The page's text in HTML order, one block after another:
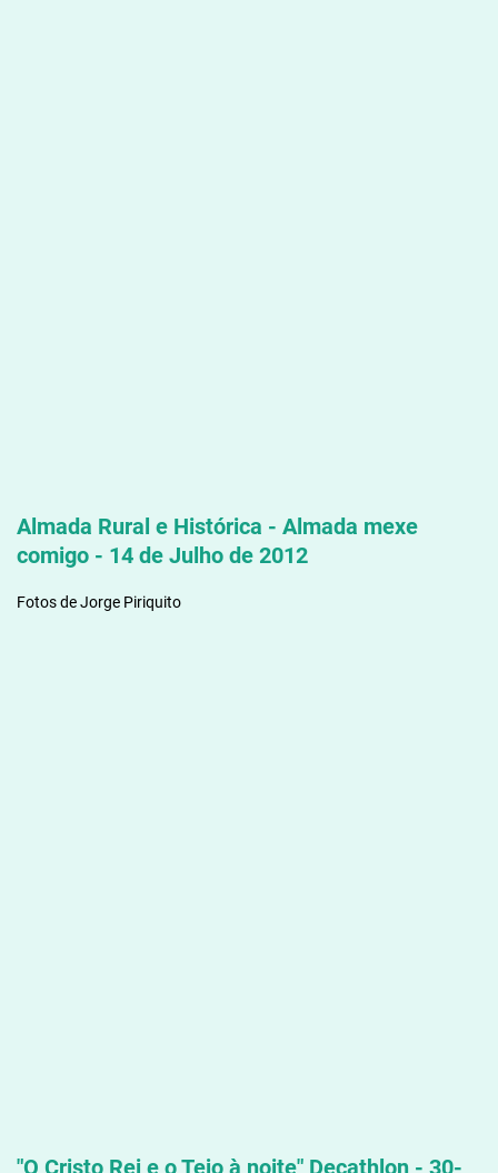
Almada Rural e Histórica - Almada mexe
comigo - 14 de Julho de 2012
Fotos de Jorge Piriquito
"O Cristo Rei e o Tejo à noite" Decathlon - 30-